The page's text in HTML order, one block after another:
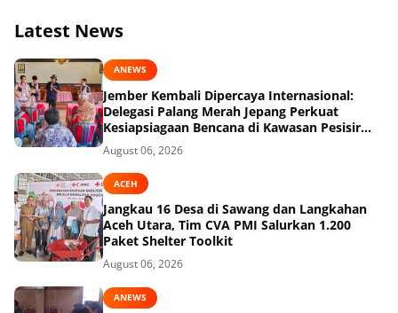
Latest News
ANEWS
Jember Kembali Dipercaya Internasional:
Delegasi Palang Merah Jepang Perkuat
Kesiapsiagaan Bencana di Kawasan Pesisir
dan Sekolah
August 06, 2026
ACEH
Jangkau 16 Desa di Sawang dan Langkahan
Aceh Utara, Tim CVA PMI Salurkan 1.200
Paket Shelter Toolkit
August 06, 2026
ANEWS